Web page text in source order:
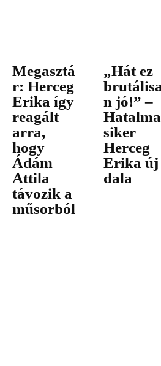
Megasztá
r: Herceg
Erika így
reagált
arra,
hogy
Ádám
Attila
távozik a
műsorból
„Hát ez
brutálisa
n jó!” –
siker
Herceg
Erika új
dala